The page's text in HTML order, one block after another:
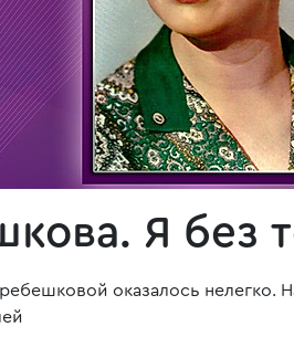
Я без
оказалось нелегко.